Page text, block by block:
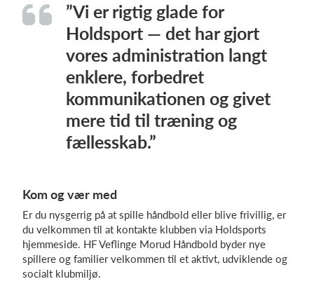
”Vi er rigtig glade for
Holdsport — det har gjort
vores administration langt
enklere, forbedret
kommunikationen og givet
mere tid til træning og
fællesskab.”
Kom og vær med
Er du nysgerrig på at spille håndbold eller blive frivillig, er
du velkommen til at kontakte klubben via Holdsports
hjemmeside. HF Veflinge Morud Håndbold byder nye
spillere og familier velkommen til et aktivt, udviklende og
socialt klubmiljø.